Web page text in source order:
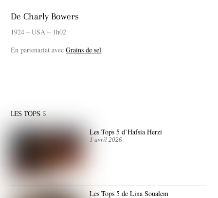
De Charly Bowers
1924 – USA – 1h02
En partenariat avecGrains de sel
LES TOPS 5
Les Tops 5 d’Hafsia Herzi
1 avril 2026
Les Tops 5 de Lina Soualem